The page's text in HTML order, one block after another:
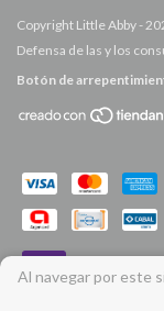
Al navegar por este
Copyright Little Abby -
Defensa de las y los
Botón de